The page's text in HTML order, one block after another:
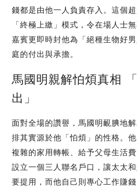
錢都是由他一人負責存入。這個
「終極上繳」模式，令在場人士
嘉賓更即時封他為「絕種生物好
庭的付出與承擔。
馬國明親解怕煩真相
出」
面對全場的讚譽，馬國明靦腆地
排其實源於他「怕煩」的性格。
複雜的家用轉帳、給予父母生活
設立一個三人聯名戶口，讓太太
要提用，而他自己則專心工作賺